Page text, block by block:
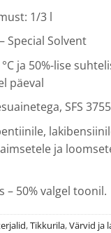
1/3 l
Special Solvent
ja 50%-lise
päeval
SFS 3755
ja
– 50% valgel toonil.
,Tikkurila,Värvid ja